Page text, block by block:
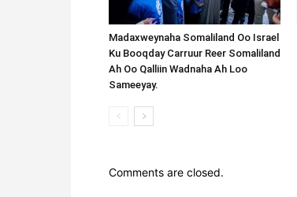
Madaxweynaha Somaliland Oo Israel
Ku Booqday Carruur Reer Somaliland
Ah Oo Qalliin Wadnaha Ah Loo
Sameeyay.
Comments are closed.